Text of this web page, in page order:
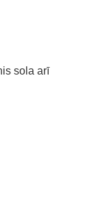
sola arī